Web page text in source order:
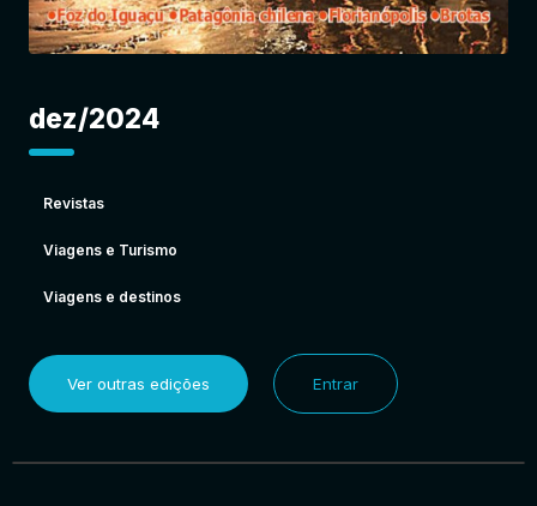
dez/2024
Revistas
Viagens e Turismo
Viagens e destinos
Ver outras edições Entrar